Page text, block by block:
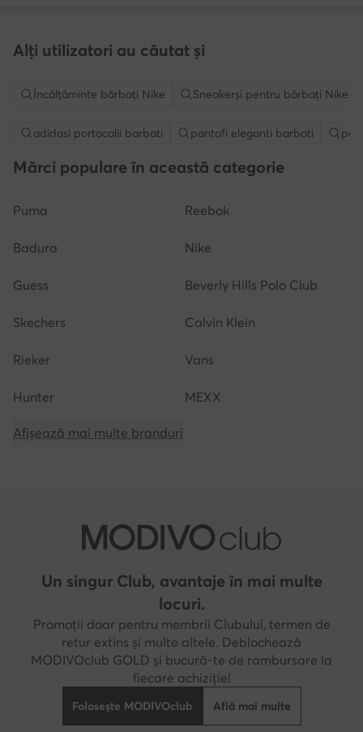
Alți utilizatori au căutat și
Încălțăminte bărbați Nike Sneakerși pentru bărbați Nike
adidasi portocalii barbati pantofi eleganti barbati
Mărci populare în această categorie
Puma Reebok
Badura Nike
Guess Beverly Hills Polo Club
Skechers Calvin Klein
Rieker Vans
Hunter MEXX
Afișează mai multe branduri
Un singur Club, avantaje în mai multe
locuri.
Promoții doar pentru membrii Clubului, termen de
retur extins și multe altele. Deblochează
MODIVOclub GOLD și bucură-te de rambursare la
fiecare achiziție!
Folosește MODIVOclub Află mai multe